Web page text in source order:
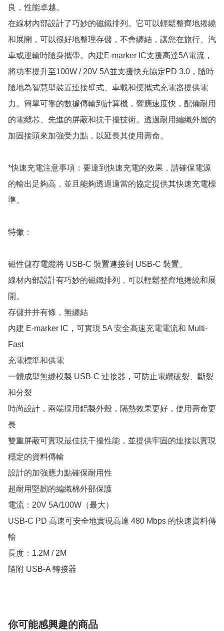
良，性能卓越。
在線材內部設計了巧妙的磁鐵排列。它可以輕鬆整齊地捲繞
和展開，可以很好地整理存儲，不會纏結，讓您在旅行、汽
車或運輸時隨身攜帶。內建E-marker IC支援高達5A電流，
將功率提升至100W / 20V 5A並支援快充協定PD 3.0，隨時
隨地為智慧型裝置連接壁式、車載和便攜式充電器提供電
力。簡單可靠的數據傳輸到計算機，響應速度快，配備耐用
的電纜芯、先進的屏蔽和抗干擾技術。透過耐用編織外層的
加固接頭來加強受力點，以延長其使用壽命。
*快速充電注意事項：要達到快速充電的效果，請確保電源
的輸出足夠高，並且能夠透過適當的協定提供其快速充電標
準。
特徵：
磁性儲存電纜將 USB-C 裝置連接到 USB-C 裝置。
線材內部設計有巧妙的磁鐵排列，可以輕鬆整齊地捲繞和展
開。
存儲井井有條，無纏結
內建 E-marker IC，可實現 5A 安全高速充電電流和 Multi-
Fast
充電標準和供電
一體成型無縫模製 USB-C 連接器，可防止電纜破裂、斷裂
和分裂
時尚設計，兩端採用鋁製外殼，隔熱效果更好，使用壽命更
長
雙重屏蔽可實現最佳抗干擾性能，並提供牢固的連接以實現
穩定的資料傳輸
設計的加強應力點確保耐用性
超耐用堅韌的編織棉外部保護
電流：20V 5A/100W（最大）
USB-C PD 高速可安全地實現高達 480 Mbps 的快速資料傳
輸
長度：1.2M / 2M
隨附 USB-A 轉接器
你可能感興趣的商品